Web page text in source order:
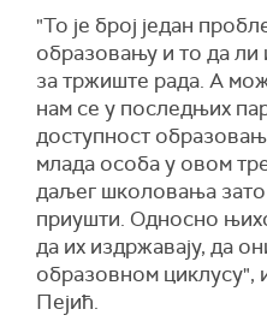
"То је број један
образовању и то да
за тржиште рада. А
нам се у последњих
доступност
млада особа у овом
даљег школовања
приушти. Односно
да их издржавају, да
образовном циклусу",
Пејић.